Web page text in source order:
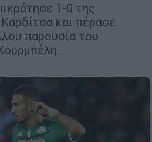
1-0 της
και πέρασε
παρουσία του